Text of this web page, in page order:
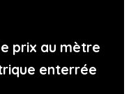
prix au mètre
enterrée